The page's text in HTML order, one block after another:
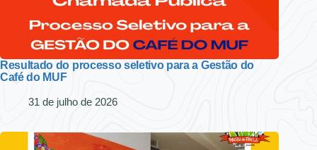
Resultado do processo seletivo para a Gestão do
Café do MUF
31 de julho de 2026